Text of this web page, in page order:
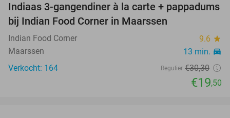
36%
Indiaas 3-gangendiner à la carte + pappadums
bij Indian Food Corner in Maarssen
Indian Food Corner 9.6 star
Maarssen 13 min. directions_car
Verkocht: 164 Regulier €30,30
€19,50